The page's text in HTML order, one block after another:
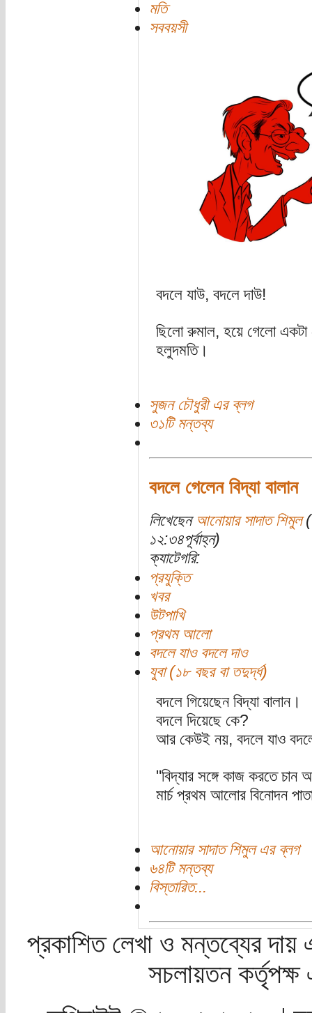
মতি
সববয়সী
বদলে যাউ, বদলে দাউ!
ছিলো রুমাল, হয়ে গেলো একটা
হলুদমতি।
সুজন চৌধুরী এর ব্লগ
৩১টি মন্তব্য
বদলে গেলেন বিদ্যা বালান
লিখেছেন আনোয়ার সাদাত শিমুল
১২:৩৪পূর্বাহ্ন)
ক্যাটেগরি:
প্রযুক্তি
খবর
উটপাখি
প্রথম আলো
বদলে যাও বদলে দাও
যুবা (১৮ বছর বা তদুর্দ্ধ)
বদলে গিয়েছেন বিদ্যা বালান।
বদলে দিয়েছে কে?
আর কেউই নয়, বদলে যাও
"বিদ্যার সঙ্গে কাজ করতে চান
মার্চ প্রথম আলোর বিনোদন
আনোয়ার সাদাত শিমুল এর ব্লগ
৬৪টি মন্তব্য
বিস্তারিত...
প্রকাশিত লেখা ও মন্তব্যের দায়
সচলায়তন